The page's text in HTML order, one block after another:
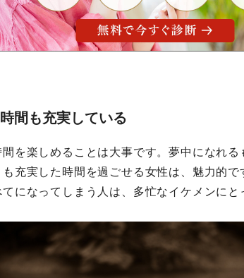
間も充実している
を楽しめることは大事です。夢中になれ
充実した時間を過ごせる女性は、魅力的で
になってしまう人は、多忙なイケメンにと